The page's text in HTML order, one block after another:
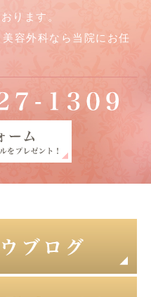
ります。
容外科なら当院にお任